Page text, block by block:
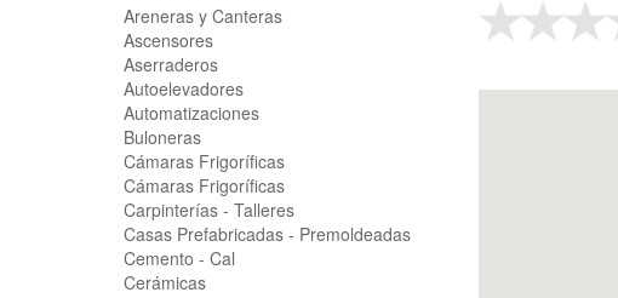
Areneras y Canteras
Ascensores
Aserraderos
Autoelevadores
Automatizaciones
Buloneras
Cámaras Frigoríficas
Cámaras Frigoríficas
Carpinterías - Talleres
Casas Prefabricadas - Premoldeadas
Cemento - Cal
Cerámicas